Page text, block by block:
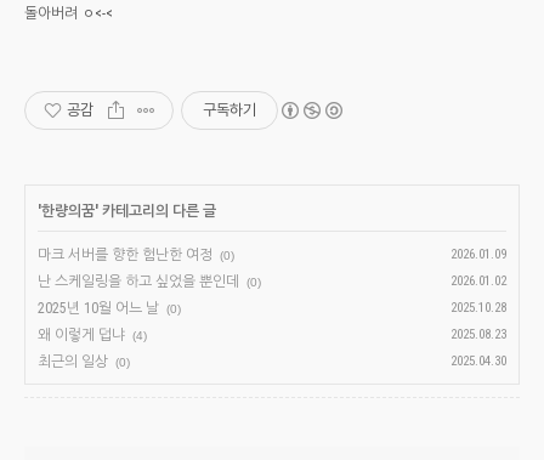
돌아버려 ㅇ<-<
공감 구독하기
'한량의꿈' 카테고리의 다른 글
마크 서버를 향한 험난한 여정 (0) 2026.01.09
난 스케일링을 하고 싶었을 뿐인데 (0) 2026.01.02
2025년 10월 어느 날 (0) 2025.10.28
왜 이렇게 덥냐 (4) 2025.08.23
최근의 일상 (0) 2025.04.30